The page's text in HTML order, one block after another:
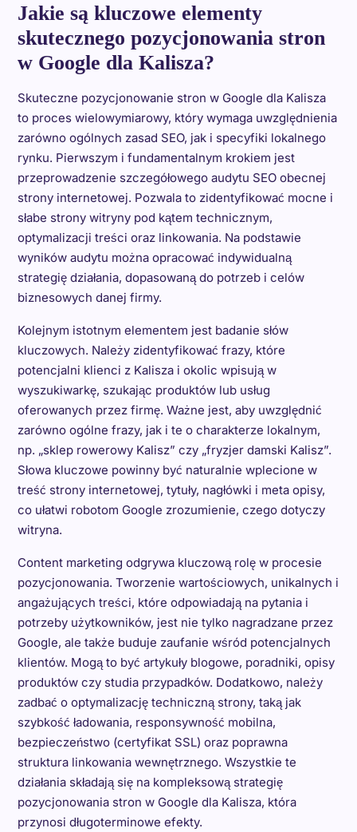
Jakie są kluczowe elementy
skutecznego pozycjonowania stron
w Google dla Kalisza?
Skuteczne pozycjonowanie stron w Google dla Kalisza
to proces wielowymiarowy, który wymaga uwzględnienia
zarówno ogólnych zasad SEO, jak i specyfiki lokalnego
rynku. Pierwszym i fundamentalnym krokiem jest
przeprowadzenie szczegółowego audytu SEO obecnej
strony internetowej. Pozwala to zidentyfikować mocne i
słabe strony witryny pod kątem technicznym,
optymalizacji treści oraz linkowania. Na podstawie
wyników audytu można opracować indywidualną
strategię działania, dopasowaną do potrzeb i celów
biznesowych danej firmy.
Kolejnym istotnym elementem jest badanie słów
kluczowych. Należy zidentyfikować frazy, które
potencjalni klienci z Kalisza i okolic wpisują w
wyszukiwarkę, szukając produktów lub usług
oferowanych przez firmę. Ważne jest, aby uwzględnić
zarówno ogólne frazy, jak i te o charakterze lokalnym,
np. „sklep rowerowy Kalisz” czy „fryzjer damski Kalisz”.
Słowa kluczowe powinny być naturalnie wplecione w
treść strony internetowej, tytuły, nagłówki i meta opisy,
co ułatwi robotom Google zrozumienie, czego dotyczy
witryna.
Content marketing odgrywa kluczową rolę w procesie
pozycjonowania. Tworzenie wartościowych, unikalnych i
angażujących treści, które odpowiadają na pytania i
potrzeby użytkowników, jest nie tylko nagradzane przez
Google, ale także buduje zaufanie wśród potencjalnych
klientów. Mogą to być artykuły blogowe, poradniki, opisy
produktów czy studia przypadków. Dodatkowo, należy
zadbać o optymalizację techniczną strony, taką jak
szybkość ładowania, responsywność mobilna,
bezpieczeństwo (certyfikat SSL) oraz poprawna
struktura linkowania wewnętrznego. Wszystkie te
działania składają się na kompleksową strategię
pozycjonowania stron w Google dla Kalisza, która
przynosi długoterminowe efekty.